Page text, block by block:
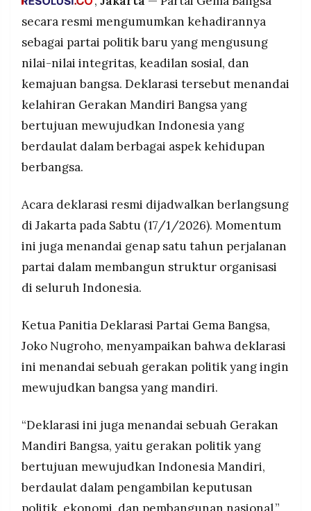
PT.
RESOLUSI
MEDIA
PRAMUDITA
©
Resolusi.co
-
PT.
RESOLUSI
MEDIA
PRAMUDITA
Mandiri (kemandirian ekonomi dan politik),
Desentralisasi Politik (demokrasi dari daerah),
dan Indonesia Reborn (pembaruan tata kelola).
Deklarasi menandai Gerakan Mandiri Bangsa
yang mengutamakan kepentingan rakyat,
termasuk petani, nelayan, UMKM, serta memberi
ruang bagi generasi muda sebagai pelaku
secara resmi mengumumkan kehadirannya
sebagai partai politik baru yang mengusung
nilai-nilai integritas, keadilan sosial, dan
kemajuan bangsa. Deklarasi tersebut menandai
kelahiran Gerakan Mandiri Bangsa yang
bertujuan mewujudkan Indonesia yang
berdaulat dalam berbagai aspek kehidupan
berbangsa.
Acara deklarasi resmi dijadwalkan berlangsung
di Jakarta pada Sabtu (17/1/2026). Momentum
ini juga menandai genap satu tahun perjalanan
partai dalam membangun struktur organisasi
di seluruh Indonesia.
Ketua Panitia Deklarasi Partai Gema Bangsa,
Joko Nugroho, menyampaikan bahwa deklarasi
ini menandai sebuah gerakan politik yang ingin
mewujudkan bangsa yang mandiri.
“Deklarasi ini juga menandai sebuah Gerakan
Mandiri Bangsa, yaitu gerakan politik yang
bertujuan mewujudkan Indonesia Mandiri,
berdaulat dalam pengambilan keputusan
politik, ekonomi, dan pembangunan nasional,”